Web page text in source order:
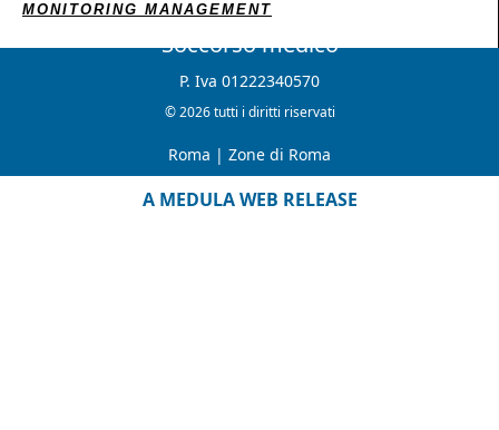
Soccorso medico
P. Iva 01222340570
© 2026 tutti i diritti riservati
Roma | Zone di Roma
A MEDULA WEB RELEASE
MONITORING MANAGEMENT